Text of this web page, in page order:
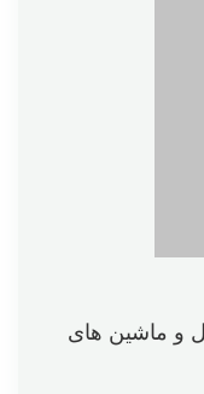
و ماشین های